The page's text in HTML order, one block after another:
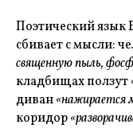
Поэтический
сбивает с мысли:
священную пыль,
кладбищах ползут
диван«нажирается
коридор